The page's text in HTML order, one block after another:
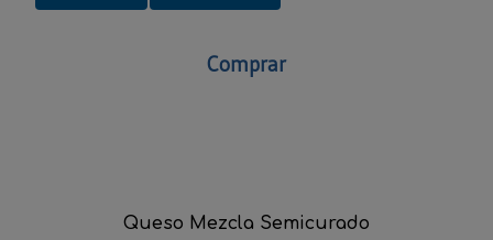
Comprar
Seleccionar Opciones
Queso Mezcla Semicurado